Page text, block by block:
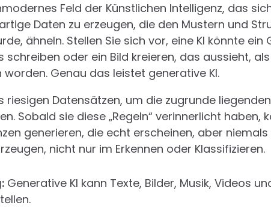
Feld der Künstlichen Intelligenz, das
Daten zu erzeugen, die den Mustern und
ähneln. Stellen Sie sich vor, eine KI könnte ein
schreiben oder ein Bild kreieren, das aussieht,
Genau das leistet generative KI.
riesigen Datensätzen, um die zugrunde
Sobald sie diese „Regeln“ verinnerlicht haben,
generieren, die echt erscheinen, aber niemals
nicht nur im Erkennen oder Klassifizieren.
Generative KI kann Texte, Bilder, Musik, Videos